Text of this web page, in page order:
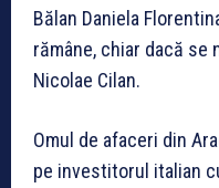
Bălan Daniela
rămâne, chiar dacă se
Nicolae Cilan.
Omul de afaceri din
pe investitorul italian